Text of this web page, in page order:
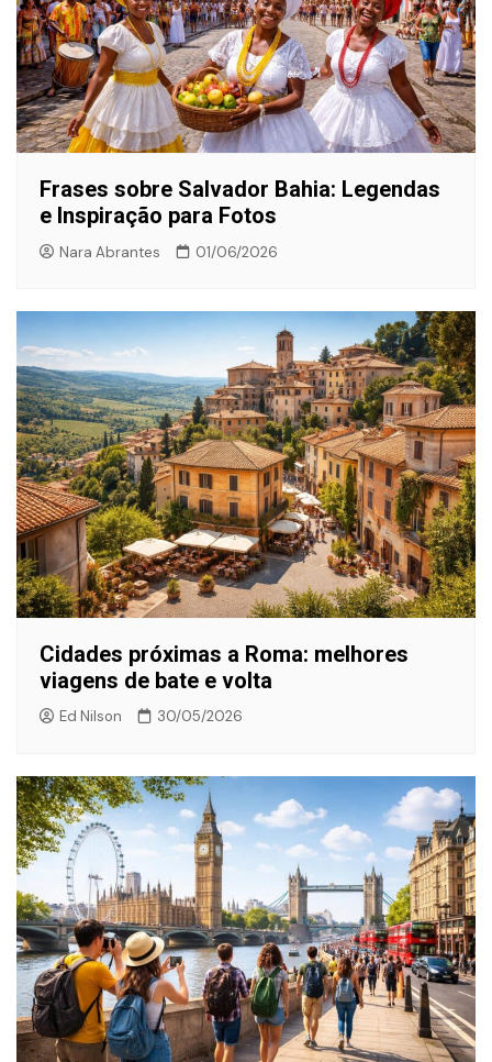
Frases sobre Salvador Bahia: Legendas
e Inspiração para Fotos
Nara Abrantes 01/06/2026
Cidades próximas a Roma: melhores
viagens de bate e volta
Ed Nilson 30/05/2026